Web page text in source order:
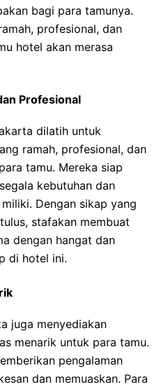
bagi para tamunya.
profesional, dan
hotel akan merasa
Profesional
dilatih untuk
ramah, profesional, dan
tamu. Mereka siap
kebutuhan dan
Dengan sikap yang
stafakan membuat
dengan hangat dan
di hotel ini.
juga menyediakan
menarik untuk para tamu.
pengalaman
dan memuaskan. Para